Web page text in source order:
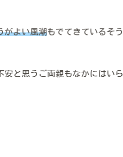
がよい風潮もでてきているそう
安と思うご両親もなかにはいら